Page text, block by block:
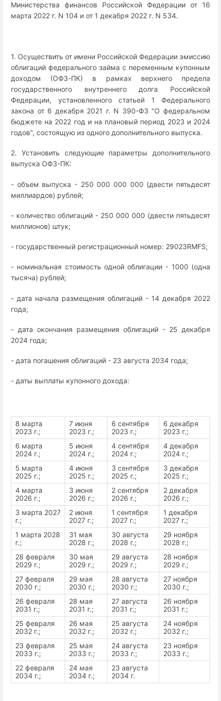
Министерства финансов Российской Федерации от 16
марта 2022 г. N 104 и от 1 декабря 2022 г. N 534.
1. Осуществить от имени Российской Федерации эмиссию
облигаций федерального займа с переменным купонным
доходом (ОФЗ-ПК) в рамках верхнего предела
государственного внутреннего долга Российской
Федерации, установленного статьей 1 Федерального
закона от 6 декабря 2021 г. N 390-ФЗ "О федеральном
бюджете на 2022 год и на плановый период 2023 и 2024
годов", состоящую из одного дополнительного выпуска.
2. Установить следующие параметры дополнительного
выпуска ОФЗ-ПК:
- объем выпуска - 250 000 000 000 (двести пятьдесят
миллиардов) рублей;
- количество облигаций - 250 000 000 (двести пятьдесят
миллионов) штук;
- государственный регистрационный номер: 29023RMFS;
- номинальная стоимость одной облигации - 1000 (одна
тысяча) рублей;
- дата начала размещения облигаций - 14 декабря 2022
года;
- дата окончания размещения облигаций - 25 декабря
2024 года;
- дата погашения облигаций - 23 августа 2034 года;
- даты выплаты купонного дохода:
8 марта
2023 г.;
7 июня
2023 г.;
6 сентября
2023 г.;
6 декабря
2023 г.;
6 марта
2024 г.;
5 июня
2024 г.;
4 сентября
2024 г.;
4 декабря
2024 г.;
5 марта
2025 г.;
4 июня
2025 г.;
3 сентября
2025 г.;
3 декабря
2025 г.;
4 марта
2026 г.;
3 июня
2026 г.;
2 сентября
2026 г.;
2 декабря
2026 г.;
3 марта 2027
г.;
2 июня
2027 г.;
1 сентября
2027 г.;
1 декабря
2027 г.;
1 марта 2028
г.;
31 мая
2028 г.;
30 августа
2028 г.;
29 ноября
2028 г.;
28 февраля
2029 г.;
30 мая
2029 г.;
29 августа
2029 г.;
28 ноября
2029 г.;
27 февраля
2030 г.;
29 мая
2030 г.;
28 августа
2030 г.;
27 ноября
2030 г.;
26 февраля
2031 г.;
28 мая
2031 г.;
27 августа
2031 г.;
26 ноября
2031 г.;
25 февраля
2032 г.;
26 мая
2032 г.;
25 августа
2032 г.;
24 ноября
2032 г.;
23 февраля
2033 г.;
25 мая
2033 г.;
24 августа
2033 г.;
23 ноября
2033 г.;
22 февраля
2034 г.;
24 мая
2034 г.;
23 августа
2034 г.